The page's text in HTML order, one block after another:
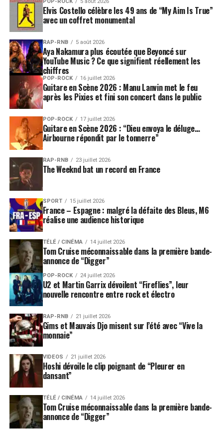
Elvis Costello célèbre les 49 ans de “My Aim Is True”
avec un coffret monumental
RAP-RNB 5 août 2026
Aya Nakamura plus écoutée que Beyoncé sur
YouTube Music ? Ce que signifient réellement les
chiffres
POP-ROCK 16 juillet 2026
Guitare en Scène 2026 : Manu Lanvin met le feu
après les Pixies et fini son concert dans le public
POP-ROCK 17 juillet 2026
Guitare en Scène 2026 : “Dieu envoya le déluge…
Airbourne répondit par le tonnerre”
RAP-RNB 23 juillet 2026
The Weeknd bat un record en France
SPORT 15 juillet 2026
France – Espagne : malgré la défaite des Bleus, M6
réalise une audience historique
TÉLÉ / CINÉMA 14 juillet 2026
Tom Cruise méconnaissable dans la première bande-
annonce de “Digger”
POP-ROCK 24 juillet 2026
U2 et Martin Garrix dévoilent “Fireflies”, leur
nouvelle rencontre entre rock et électro
RAP-RNB 21 juillet 2026
Gims et Mauvais Djo misent sur l’été avec “Vive la
monnaie”
VIDEOS 21 juillet 2026
Hoshi dévoile le clip poignant de “Pleurer en
dansant”
TÉLÉ / CINÉMA 14 juillet 2026
Tom Cruise méconnaissable dans la première bande-
annonce de “Digger”